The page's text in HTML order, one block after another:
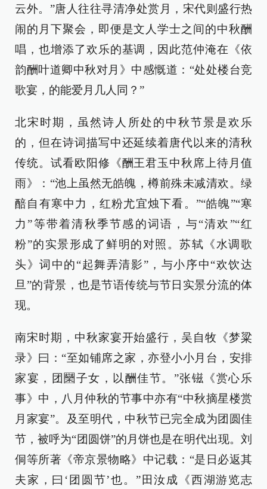
云外。”唐人往往寻清净处赏月，宋代则盛行热
闹的月下聚会，即便是文人学士之间的中秋酬
唱，也增添了欢乐的基调，因此范仲淹在《依
韵酬叶道卿中秋对月》中感慨道：“处处楼台竞
歌宴，的能爱月几人同？”
北宋时期，虽然诗人所处的中秋节景是欢乐
的，但在诗词描写中还延续着唐代以来的清秋
传统。试看欧阳修《酬王君玉中秋席上待月值
雨》：“池上虽然无皓魄，樽前殊未减清欢。绿
醅自有寒中力，红粉尤宜烛下看。”“皓魄”“寒
力”等带着清秋季节感的词语，与“清欢”“红
粉”的实景形成了鲜明的对照。苏轼《水调歌
头》词中的“起舞弄清影”，与小序中“欢饮达
旦”的背景，也是节语传统与节日实景分流的体
现。
南宋时期，中秋家宴开始盛行，吴自牧《梦粱
录》曰：“至如铺席之家，亦登小小月台，安排
家宴，团圞子女，以酬佳节。”张镃《赏心乐
事》中，八月仲秋的节事中亦有“中秋摘星楼赏
月家宴”。及至明代，中秋节已完全成为团圆佳
节，被呼为“团圆饼”的月饼也是在明代出现。刘
侗等所著《帝京景物略》中记载：“是日必返其
夫家，曰‘团圆节’也。”田汝成《西湖游览志